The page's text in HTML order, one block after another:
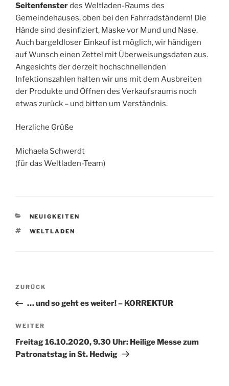
Seitenfensterdes Weltladen-Raums des
Gemeindehauses, oben bei den Fahrradständern! Die
Hände sind desinfiziert, Maske vor Mund und Nase.
Auch bargeldloser Einkauf ist möglich, wir händigen
auf Wunsch einen Zettel mit Überweisungsdaten aus.
Angesichts der derzeit hochschnellenden
Infektionszahlen halten wir uns mit dem Ausbreiten
der Produkte und Öffnen des Verkaufsraums noch
etwas zurück – und bitten um Verständnis.
Herzliche Grüße
Michaela Schwerdt
(für das Weltladen-Team)
KATEGORIEN
NEUIGKEITEN
SCHLAGWÖRTER
WELTLADEN
Beitragsnavigation
Vorheriger
Beitrag
ZURÜCK
… und so geht es weiter! – KORREKTUR
Nächster
Beitrag
WEITER
Freitag 16.10.2020, 9.30 Uhr: Heilige Messe zum
Patronatstag in St. Hedwig